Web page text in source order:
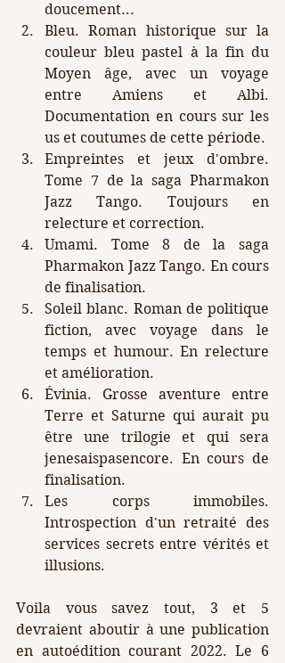
doucement...
Bleu. Roman historique sur la
couleur bleu pastel à la fin du
Moyen âge, avec un voyage
entre Amiens et Albi.
Documentation en cours sur les
us et coutumes de cette période.
Empreintes et jeux d'ombre.
Tome 7 de la saga Pharmakon
Jazz Tango. Toujours en
relecture et correction.
Umami. Tome 8 de la saga
Pharmakon Jazz Tango. En cours
de finalisation.
Soleil blanc. Roman de politique
fiction, avec voyage dans le
temps et humour. En relecture
et amélioration.
Évinia. Grosse aventure entre
Terre et Saturne qui aurait pu
être une trilogie et qui sera
jenesaispasencore. En cours de
finalisation.
Les corps immobiles.
Introspection d'un retraité des
services secrets entre vérités et
illusions.
Voila vous savez tout, 3 et 5
devraient aboutir à une publication
en autoédition courant 2022. Le 6